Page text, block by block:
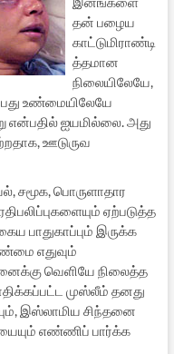
தன் பழைய
காட்டுமிராண்டி
த்தமான
நிலையிலேயே,
உண்மையிலேயே
என்பதில் ஐயமில்லை. அது
ஊடுருவ
சமூக, பொருளாதார
ஏற்படுத்த
பாதுகாப்பும் இருக்க
எதுவும்
வெளியே நிலைத்த
முஸ்லீம் தனது
இஸ்லாமிய சிந்தனை
எண்ணிப் பார்க்க